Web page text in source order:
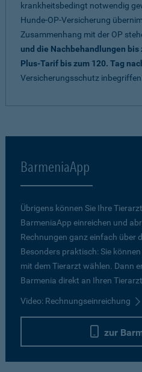
krankheitsbedingt notwendig
Hunde-OP-Versicherung
Zusammenhang mit der OP
und die Nachbehandlungen bis
Plus-Tarif bis zum 120. Tag
Versicherungsschutz inbegriffen.
BarmeniaApp
Übrigens können Sie Ihre
BarmeniaApp einreichen und
Rechnungen ganz einfach über
Besonders praktisch: Sie
mit dem Tierarzt wählen. Dann
Barmenia direkt an Ihren
Video: Rechnungseinreichung
zur